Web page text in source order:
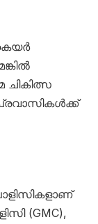
(GMC),